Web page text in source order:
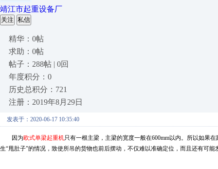
靖江市起重设备厂
关注 私信
精华：0帖
求助：0帖
帖子：288帖 | 0回
年度积分：0
历史总积分：721
注册：2019年8月29日
发表于：2020-06-17 10:35:40
因为欧式单梁起重机只有一根主梁，主梁的宽度一般在600mm以内。所以如果
生“甩肚子”的情况，致使所吊的货物也前后摆动，不仅难以准确定位，而且还有可能